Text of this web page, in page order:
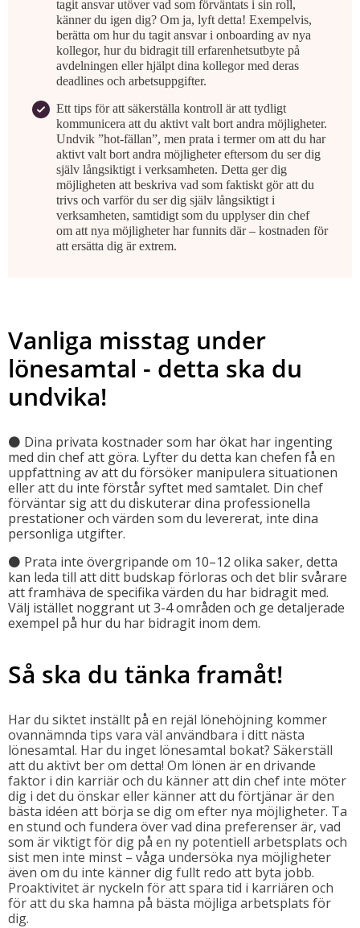
tagit ansvar utöver vad som förväntats i sin roll,
känner du igen dig? Om ja, lyft detta! Exempelvis,
berätta om hur du tagit ansvar i onboarding av nya
kollegor, hur du bidragit till erfarenhetsutbyte på
avdelningen eller hjälpt dina kollegor med deras
deadlines och arbetsuppgifter.
Ett tips för att säkerställa kontroll är att tydligt
kommunicera att du aktivt valt bort andra möjligheter.
Undvik ”hot-fällan”, men prata i termer om att du har
aktivt valt bort andra möjligheter eftersom du ser dig
själv långsiktigt i verksamheten. Detta ger dig
möjligheten att beskriva vad som faktiskt gör att du
trivs och varför du ser dig själv långsiktigt i
verksamheten, samtidigt som du upplyser din chef
om att nya möjligheter har funnits där – kostnaden för
att ersätta dig är extrem.
Vanliga misstag under
lönesamtal - detta ska du
undvika!
⚫️ Dina privata kostnader som har ökat har ingenting
med din chef att göra. Lyfter du detta kan chefen få en
uppfattning av att du försöker manipulera situationen
eller att du inte förstår syftet med samtalet. Din chef
förväntar sig att du diskuterar dina professionella
prestationer och värden som du levererat, inte dina
personliga utgifter.
⚫️ Prata inte övergripande om 10–12 olika saker, detta
kan leda till att ditt budskap förloras och det blir svårare
att framhäva de specifika värden du har bidragit med.
Välj istället noggrant ut 3-4 områden och ge detaljerade
exempel på hur du har bidragit inom dem.
Så ska du tänka framåt!
Har du siktet inställt på en rejäl lönehöjning kommer
ovannämnda tips vara väl användbara i ditt nästa
lönesamtal. Har du inget lönesamtal bokat? Säkerställ
att du aktivt ber om detta! Om lönen är en drivande
faktor i din karriär och du känner att din chef inte möter
dig i det du önskar eller känner att du förtjänar är den
bästa idéen att börja se dig om efter nya möjligheter. Ta
en stund och fundera över vad dina preferenser är, vad
som är viktigt för dig på en ny potentiell arbetsplats och
sist men inte minst – våga undersöka nya möjligheter
även om du inte känner dig fullt redo att byta jobb.
Proaktivitet är nyckeln för att spara tid i karriären och
för att du ska hamna på bästa möjliga arbetsplats för
dig.